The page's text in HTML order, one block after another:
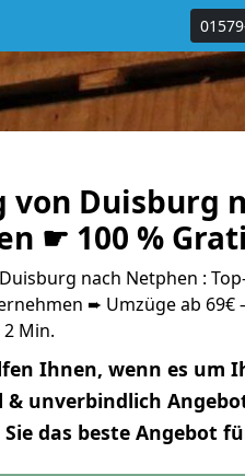
von Duisburg
☛ 100 %
nach Netphen :
➨ Umzüge ab 69€
Min.
Ihnen, wenn es um
& unverbindlich
Sie das beste Angebot